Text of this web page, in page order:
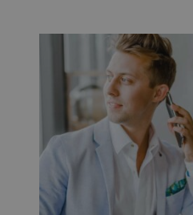
era:
1.520,00€.
es: